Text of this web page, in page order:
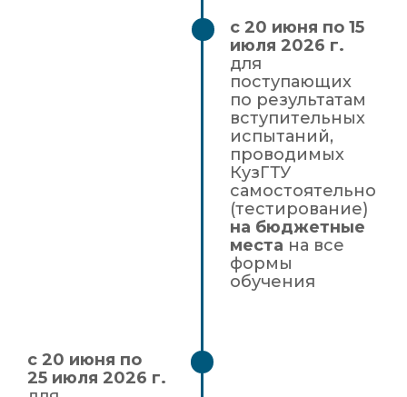
с 20 июня по 15
июля 2026 г.
для
поступающих
по результатам
вступительных
испытаний,
проводимых
КузГТУ
самостоятельно
(тестирование)
на бюджетные
места на все
формы
обучения
с 20 июня по
25 июля 2026 г.